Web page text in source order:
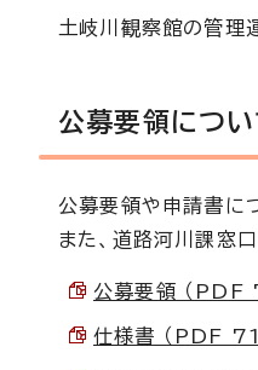
土岐川観察館の管理
公募要領につい
公募要領や申請書に
また、道路河川課窓
公募要領 （
仕様書 （PDF